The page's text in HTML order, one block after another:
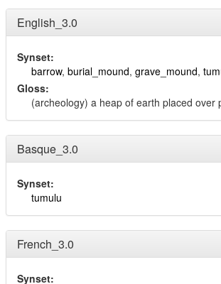
English_3.0
Synset:
barrow, burial_mound, grave_mound,
Gloss:
(archeology) a heap of earth placed over
Basque_3.0
Synset:
tumulu
French_3.0
Synset: